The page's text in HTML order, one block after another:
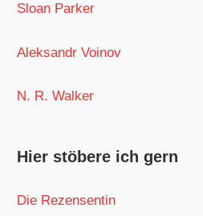
Sloan Parker
Aleksandr Voinov
N. R. Walker
Hier stöbere ich gern
Die Rezensentin